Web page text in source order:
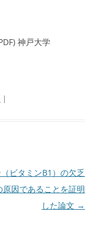
神戸大学
|
ビタミンB1）の欠乏
原因であることを証明
した論文 →